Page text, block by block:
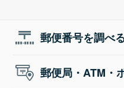
郵便番号を調べ
郵便局・ATM・